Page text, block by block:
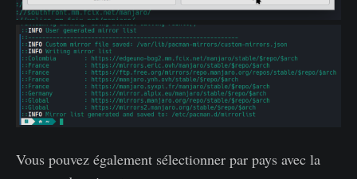
Vous pouvez également sélectionner par pays avec la